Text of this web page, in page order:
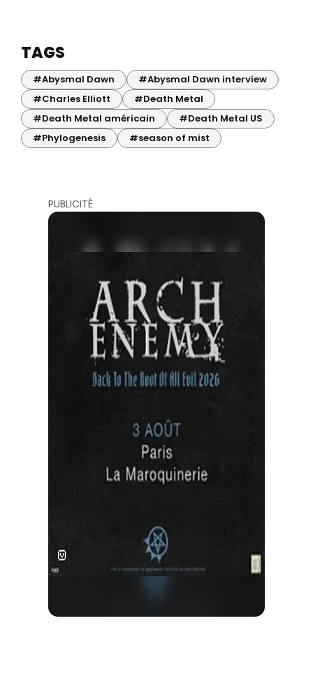
TAGS
#Abysmal Dawn
#Abysmal Dawn interview
#Charles Elliott
#Death Metal
#Death Metal américain
#Death Metal US
#Phylogenesis
#season of mist
PUBLICITÉ